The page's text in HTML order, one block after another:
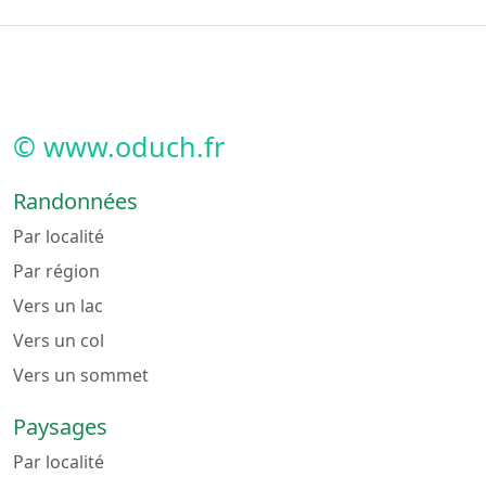
© www.oduch.fr
Randonnées
Par localité
Par région
Vers un lac
Vers un col
Vers un sommet
Paysages
Par localité